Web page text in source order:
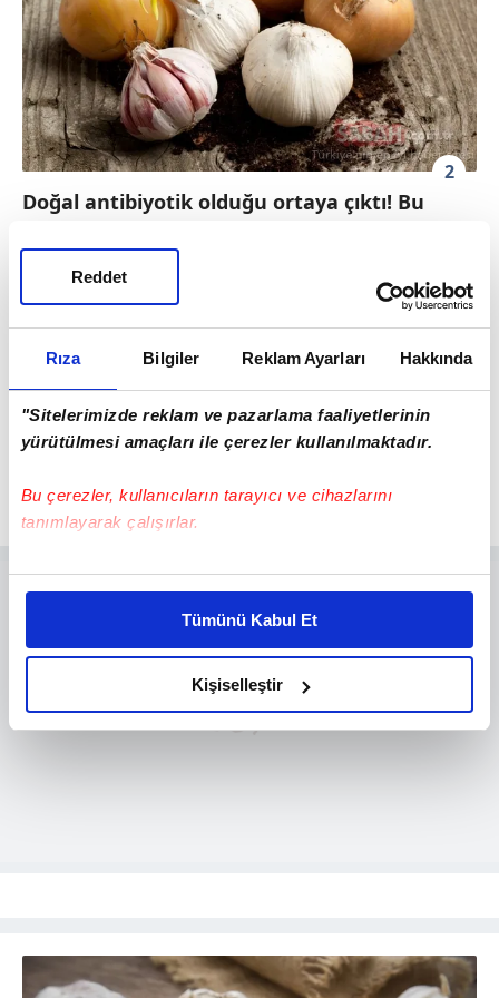
Rıza Bilgiler Reklam Ayarları Hakkında
"Sitelerimizde reklam ve pazarlama faaliyetlerinin
yürütülmesi amaçları ile çerezler kullanılmaktadır.
Bu çerezler, kullanıcıların tarayıcı ve cihazlarını
tanımlayarak çalışırlar.
Bu çerezlere izin vermeniz halinde sizlere özel
daha iyi reklam deneyimi yaşatabiliriz. Bunu yaparken
amacımızın size daha iyi bir reklam deneyimi sunmak
olduğunu ve sizlere en iyi içerikleri sunabilmek adına
elimizden gelen çabayı gösterdiğimizi ve bu noktada,
reklamların maliyetlerimizi karşılamak noktasında tek gelir
kullanılmaktadır. Bu çerezler vasıtasıyla çeşitli kişisel
Tümünü Kabul Et
Kişiselleştir
Reddet
2
Doğal antibiyotik olduğu ortaya çıktı! Bu
SARIMSAK, SOĞAN
Özellikle çiğ tüketildiğinde içeriğindeki
sülfürlü bileşikler sayesinde bağışıklık
sistemini güçlendiren, kansere karşı koruyan
sarımsak hücre onarımını kolaylaştırıyor
ayrıca helikobakter pilori gibi bazı
bakterilerin çoğalmasını önlüyor.